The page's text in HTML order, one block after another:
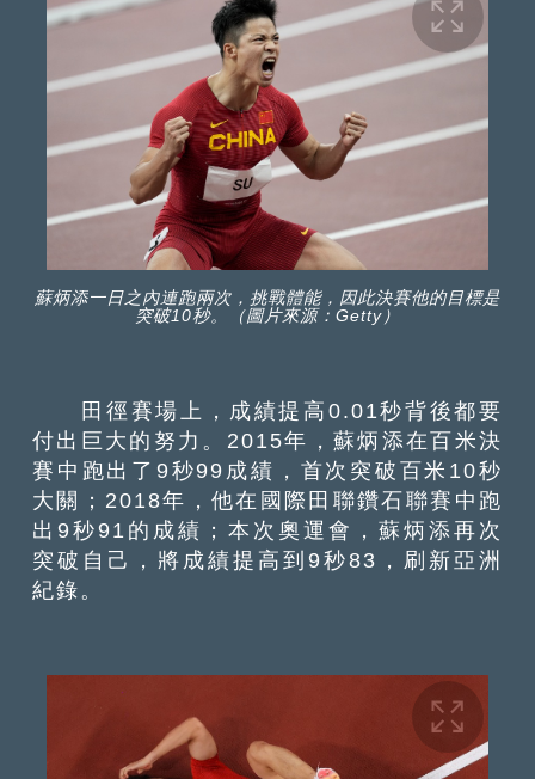
蘇炳添一日之內連跑兩次，挑戰體能，因此決賽他的目標是
突破10秒。（圖片來源：Getty）
田徑賽場上，成績提高0.01秒背後都要
付出巨大的努力。2015年，蘇炳添在百米決
賽中跑出了9秒99成績，首次突破百米10秒
大關；2018年，他在國際田聯鑽石聯賽中跑
出9秒91的成績；本次奧運會，蘇炳添再次
突破自己，將成績提高到9秒83，刷新亞洲
紀錄。